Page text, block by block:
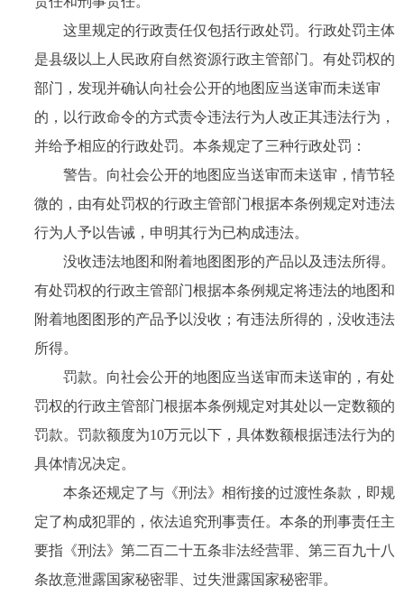
这里规定的行政责任仅包括行政处罚。行政处罚主体
是县级以上人民政府自然资源行政主管部门。有处罚权的
部门，发现并确认向社会公开的地图应当送审而未送审
的，以行政命令的方式责令违法行为人改正其违法行为，
并给予相应的行政处罚。本条规定了三种行政处罚：
警告。向社会公开的地图应当送审而未送审，情节轻
微的，由有处罚权的行政主管部门根据本条例规定对违法
行为人予以告诫，申明其行为已构成违法。
没收违法地图和附着地图图形的产品以及违法所得。
有处罚权的行政主管部门根据本条例规定将违法的地图和
附着地图图形的产品予以没收；有违法所得的，没收违法
所得。
罚款。向社会公开的地图应当送审而未送审的，有处
罚权的行政主管部门根据本条例规定对其处以一定数额的
罚款。罚款额度为10万元以下，具体数额根据违法行为的
具体情况决定。
本条还规定了与《刑法》相衔接的过渡性条款，即规
定了构成犯罪的，依法追究刑事责任。本条的刑事责任主
要指《刑法》第二百二十五条非法经营罪、第三百九十八
条故意泄露国家秘密罪、过失泄露国家秘密罪。